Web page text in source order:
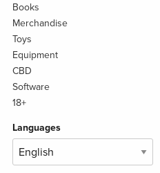
Books
Merchandise
Toys
Equipment
CBD
Software
18+
Languages